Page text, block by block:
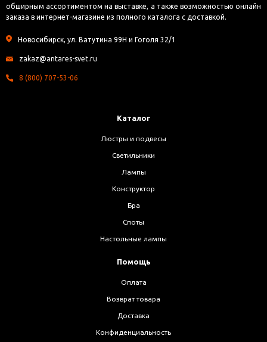
обширным ассортиментом на выставке, а также возможностью онлайн
заказа в интернет-магазине из полного каталога с доставкой.
Новосибирск, ул. Ватутина 99Н и Гоголя 32/1
zakaz@antares-svet.ru
8 (800) 707-53-06
Каталог
Люстры и подвесы
Светильники
Лампы
Конструктор
Бра
Споты
Настольные лампы
Помощь
Оплата
Возврат товара
Доставка
Конфиденциальность